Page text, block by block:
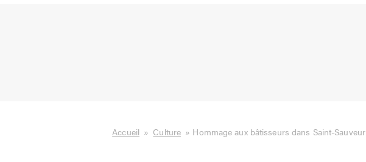
Accueil » Culture » Hommage aux bâtisseurs dans Saint-Sauveur